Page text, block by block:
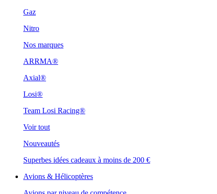
Gaz
Nitro
Nos marques
ARRMA®
Axial®
Losi®
Team Losi Racing®
Voir tout
Nouveautés
Superbes idées cadeaux à moins de 200 €
Avions & Hélicoptères